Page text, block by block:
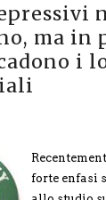
ma in
i
forte enfasi